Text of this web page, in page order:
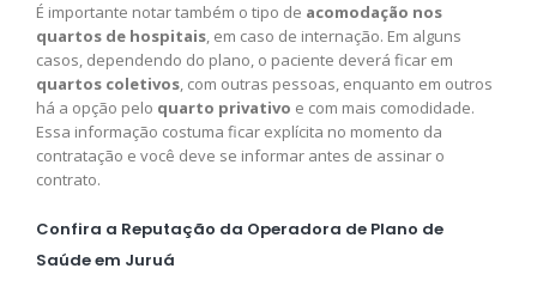
É importante notar também o tipo de acomodação nos
quartos de hospitais, em caso de internação. Em alguns
casos, dependendo do plano, o paciente deverá ficar em
quartos coletivos, com outras pessoas, enquanto em outros
há a opção pelo quarto privativo e com mais comodidade.
Essa informação costuma ficar explícita no momento da
contratação e você deve se informar antes de assinar o
contrato.
Confira a Reputação da Operadora de Plano de
Saúde em Juruá